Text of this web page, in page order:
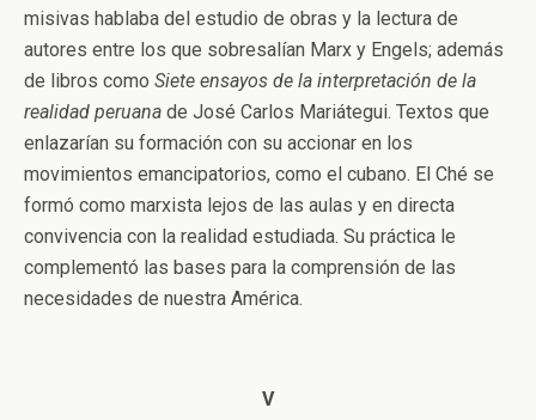
misivas hablaba del estudio de obras y la lectura de
autores entre los que sobresalían Marx y Engels; además
de libros como Siete ensayos de la interpretación de la
realidad peruana de José Carlos Mariátegui. Textos que
enlazarían su formación con su accionar en los
movimientos emancipatorios, como el cubano. El Ché se
formó como marxista lejos de las aulas y en directa
convivencia con la realidad estudiada. Su práctica le
complementó las bases para la comprensión de las
necesidades de nuestra América.
V